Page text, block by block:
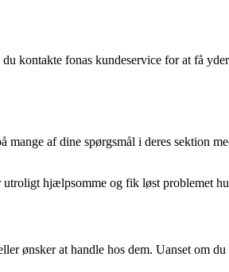
kontakte fonas kundeservice for at få
af dine spørgsmål i deres sektion
utroligt hjælpsomme og fik løst problemet
ønsker at handle hos dem. Uanset om